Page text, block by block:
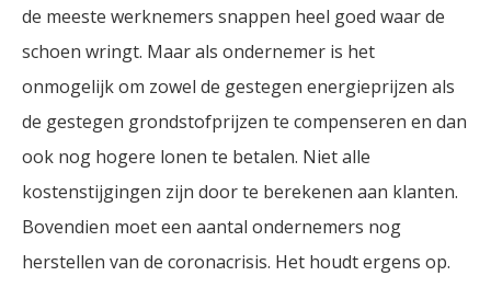
de meeste werknemers snappen heel goed waar de
schoen wringt. Maar als ondernemer is het
onmogelijk om zowel de gestegen energieprijzen als
de gestegen grondstofprijzen te compenseren en dan
ook nog hogere lonen te betalen. Niet alle
kostenstijgingen zijn door te berekenen aan klanten.
Bovendien moet een aantal ondernemers nog
herstellen van de coronacrisis. Het houdt ergens op.